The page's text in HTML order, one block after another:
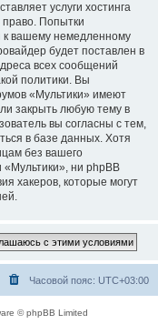
услуги хостинга
Попытки
к вашему немедленному
будет поставлен в
всех сообщений
политики. Вы
«Мультики» имеют
закрыть любую тему в
вы согласны с тем,
в базе данных. Хотя
без вашего
ни phpBB
хакеров, которые могут
Часовой пояс: UTC+03:00
© phpBB Limited